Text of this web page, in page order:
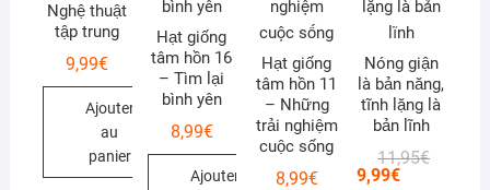
Nghệ thuật
tập trung
9,99€
Ajouter
au
panier
Hạt giống
tâm hồn 16
– Tìm lại
bình yên
8,99€
Ajouter
Hạt giống
tâm hồn 11
– Những
trải nghiệm
cuộc sống
8,99€
Nóng giận
là bản năng,
tĩnh lặng là
bản lĩnh
11,95€Le
9,99€
Le